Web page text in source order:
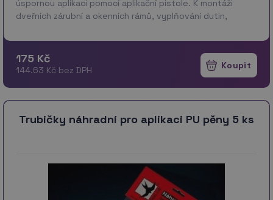
úspornou aplikaci pomocí aplikační pistole. K montáži
dveřních zárubní a okenních rámů, vyplňování dutin,
175 Kč
144.63 Kč bez DPH
Trubičky náhradní pro aplikaci PU pěny 5 ks